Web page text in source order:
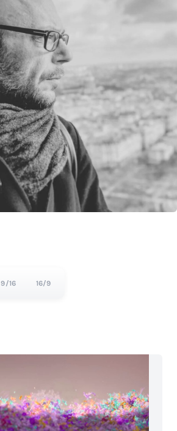
9/16 16/9